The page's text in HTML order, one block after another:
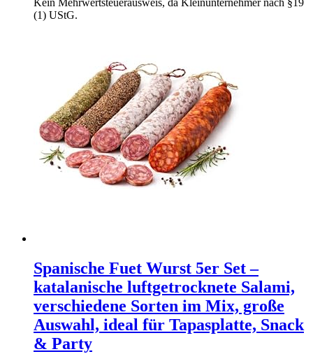
Kein Mehrwertsteuerausweis, da Kleinunternehmer nach §19
(1) UStG.
Spanische Fuet Wurst 5er Set –
katalanische luftgetrocknete Salami,
verschiedene Sorten im Mix, große
Auswahl, ideal für Tapasplatte, Snack
& Party